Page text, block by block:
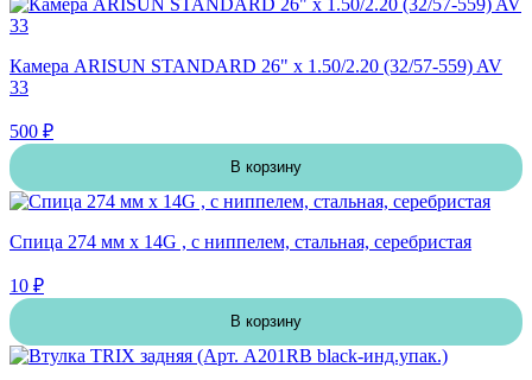
Камера ARISUN STANDARD 26" x 1.50/2.20 (32/57-559) AV
33
500 ₽
В корзину
Спица 274 мм x 14G , с ниппелем, стальная, серебристая
10 ₽
В корзину